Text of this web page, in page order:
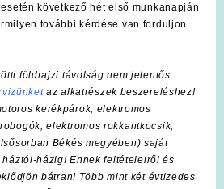
következő hét első munkanapján
további kérdése van forduljon
földrajzi távolság nem jelentős
az alkatrészek beszereléshez!
kerékpárok, elektromos
elektromos rokkantkocsik,
Békés megyében) saját
házig! Ennek feltételeiről és
bátran! Több mint két évtizedes